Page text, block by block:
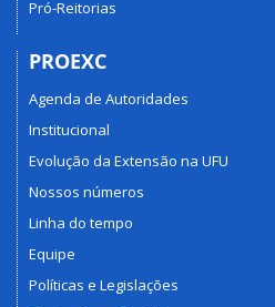
Pró-Reitorias
PROEXC
Agenda de Autoridades
Institucional
Evolução da Extensão na UFU
Nossos números
Linha do tempo
Equipe
Políticas e Legislações